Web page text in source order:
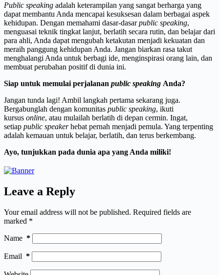
Public speaking adalah keterampilan yang sangat berharga yang
dapat membantu Anda mencapai kesuksesan dalam berbagai aspek
kehidupan. Dengan memahami dasar-dasarpublic speaking,
menguasai teknik tingkat lanjut, berlatih secara rutin, dan belajar dari
para ahli, Anda dapat mengubah ketakutan menjadi kekuatan dan
meraih panggung kehidupan Anda. Jangan biarkan rasa takut
menghalangi Anda untuk berbagi ide, menginspirasi orang lain, dan
membuat perubahan positif di dunia ini.
Siap untuk memulai perjalanan public speaking Anda?
Jangan tunda lagi! Ambil langkah pertama sekarang juga.
Bergabunglah dengan komunitas public speaking, ikuti
kursus online, atau mulailah berlatih di depan cermin. Ingat,
setiap public speakerhebat pernah menjadi pemula. Yang terpenting
adalah kemauan untuk belajar, berlatih, dan terus berkembang.
Ayo, tunjukkan pada dunia apa yang Anda miliki!
Leave a Reply
Your email address will not be published. Required fields are
marked *
Name *
Email *